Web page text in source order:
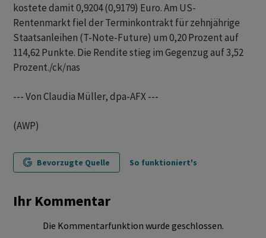
kostete damit 0,9204 (0,9179) Euro. Am US-
Rentenmarkt fiel der Terminkontrakt für zehnjährige
Staatsanleihen (T-Note-Future) um 0,20 Prozent auf
114,62 Punkte. Die Rendite stieg im Gegenzug auf 3,52
Prozent./ck/nas
--- Von Claudia Müller, dpa-AFX ---
(AWP)
Bevorzugte Quelle So funktioniert's
Ihr Kommentar
Die Kommentarfunktion wurde geschlossen.